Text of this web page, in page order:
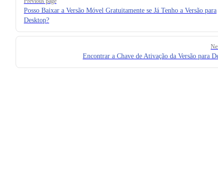
Posso Baixar a Versão Móvel Gratuitamente se Já Tenho a Versão para
Desktop?
Encontrar a Chave de Ativação da Versão para